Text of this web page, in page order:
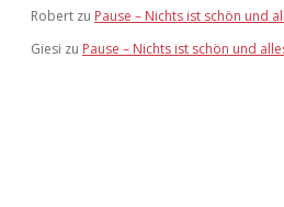
Robert zu Pause – Nichts ist schön und
Giesi zu Pause – Nichts ist schön und